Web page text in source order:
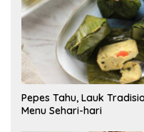
Pepes Tahu, Lauk
Menu Sehari-hari